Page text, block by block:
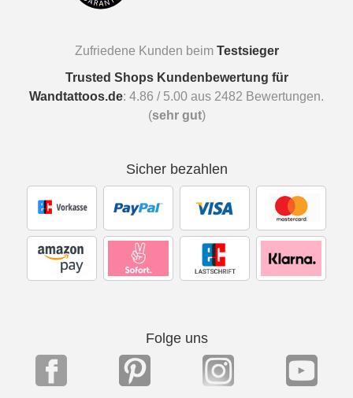
Zufriedene Kunden beim Testsieger
Trusted Shops Kundenbewertung für
Wandtattoos.de: 4.86 / 5.00 aus 2482 Bewertungen.
(sehr gut)
Sicher bezahlen
Folge uns